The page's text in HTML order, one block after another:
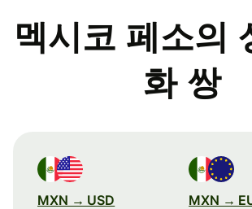
멕시코 페소의
화 쌍
MXN → USD MXN →